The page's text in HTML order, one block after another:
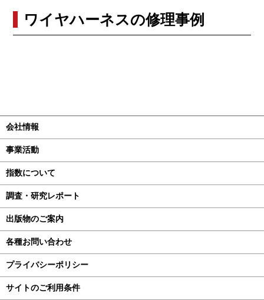
ワイヤハーネスの修理事例
会社情報
事業活動
指数について
調査・研究レポート
出版物のご案内
各種お問い合わせ
プライバシーポリシー
サイトのご利用条件